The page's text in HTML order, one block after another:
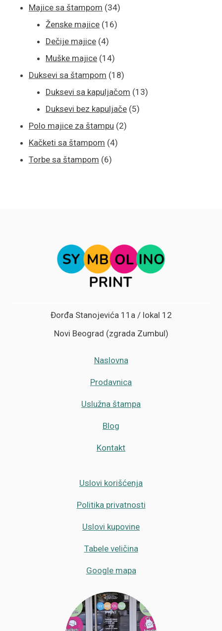
proizvoda
Majice sa štampom 3434
Ženske majice 1616
Dečije majice 44
proizvoda
Muške majice 1414
proizvoda
Duksevi sa štampom 1818
proizvoda
Duksevi sa kapuljačom 1313
Duksevi bez kapuljače 55
Polo majice za štampu 22
Kačketi sa štampom 44
Torbe sa štampom 66
Đorđa Stanojevića 11a / lokal 12
Novi Beograd (zgrada Zumbul)
Naslovna
Prodavnica
Uslužna štampa
Blog
Kontakt
Uslovi korišćenja
Politika privatnosti
Uslovi kupovine
Tabele veličina
Google mapa